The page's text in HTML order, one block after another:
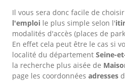
Il vous sera donc facile de
l'emploi le plus simple selon l'
modalités d'accès (places de
En effet cela peut être le cas si
localité du département Seine-
la recherche plus aisée de
page les coordonnées adresses